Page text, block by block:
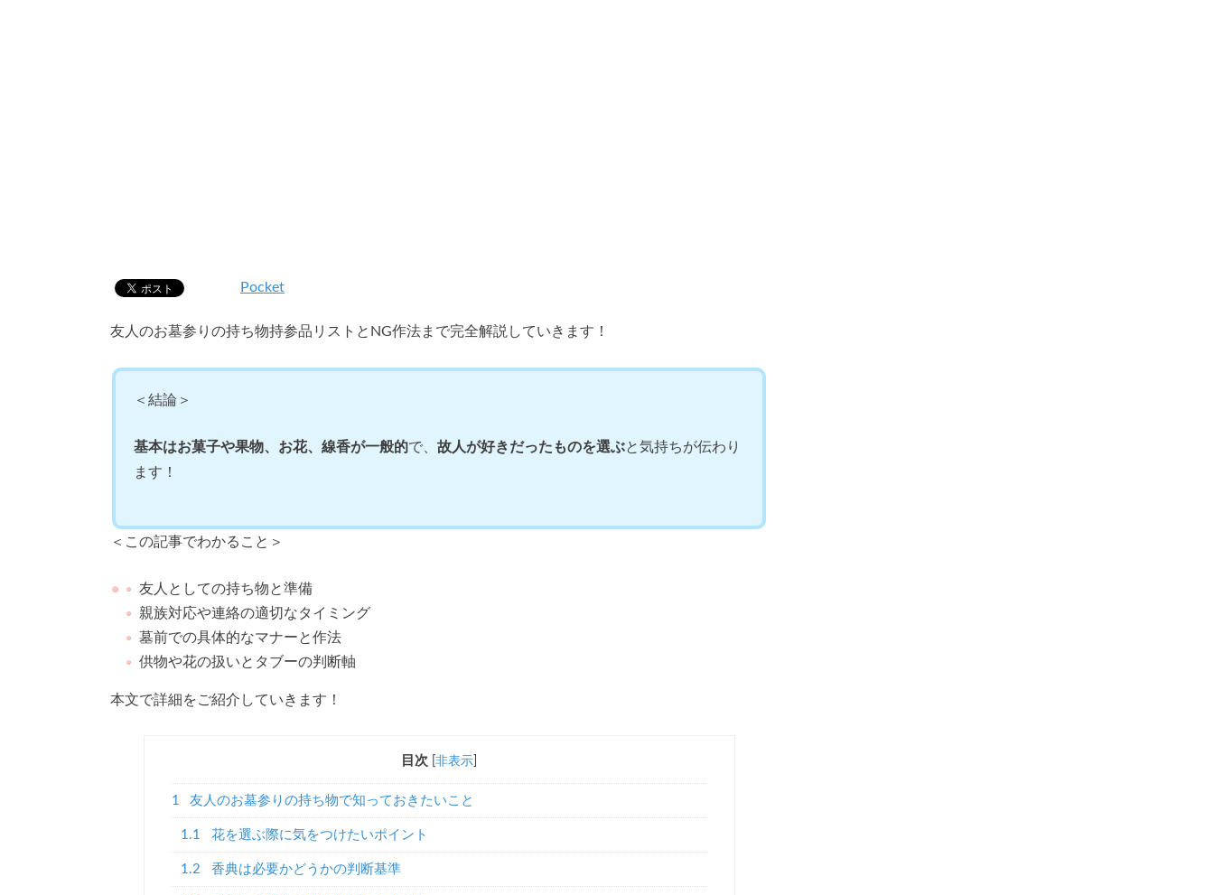
Pocket
友人のお墓参りの持ち物持参品リストとNG作法まで完全解説していきます！
＜結論＞
基本はお菓子や果物、お花、線香が一般的で、 故人が好きだったものを選ぶと気持ちが伝わり
ます！
＜この記事でわかること＞
友人としての持ち物と準備
親族対応や連絡の適切なタイミング
墓前での具体的なマナーと作法
供物や花の扱いとタブーの判断軸
本文で詳細をご紹介していきます！
目次 非表示
1 友人のお墓参りの持ち物で知っておきたいこと
1.1 花を選ぶ際に気をつけたいポイント
1.2 香典は必要かどうかの判断基準